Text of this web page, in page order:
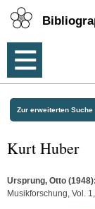
Zur erweiterten Suche
Kurt Huber
Ursprung, Otto (1948):
Musikforschung, Vol.